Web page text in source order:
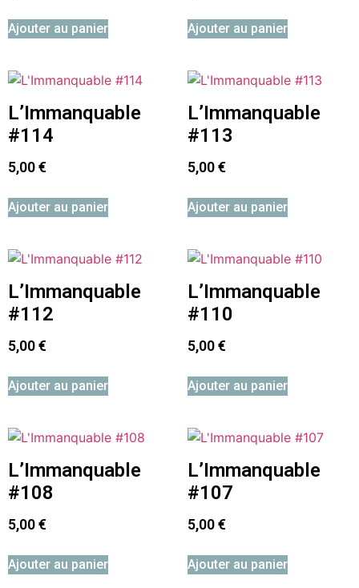
Ajouter au panier Ajouter au panier
L’Immanquable
#114
5,00€
Ajouter au panier
L’Immanquable
#113
5,00€
Ajouter au panier
L’Immanquable
#112
5,00€
Ajouter au panier
L’Immanquable
#110
5,00€
Ajouter au panier
L’Immanquable
#108
5,00€
Ajouter au panier
L’Immanquable
#107
5,00€
Ajouter au panier